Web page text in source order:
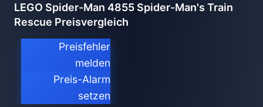
LEGO Spider-Man 4855 Spider-Man's Train
Rescue Preisvergleich
Preisfehler
melden
Preis-Alarm
setzen